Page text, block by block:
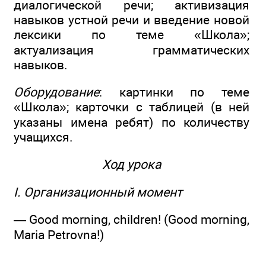
диалогической речи; активизация
навыков устной речи и введение новой
лексики по теме «Школа»;
актуализация грамматических
навыков.
Оборудование: картинки по теме
«Школа»; карточки с таблицей (в ней
указаны имена ребят) по количеству
учащихся.
Ход урока
I. Организационный момент
— Good morning, children! (Good morning,
Maria Petrovna!)